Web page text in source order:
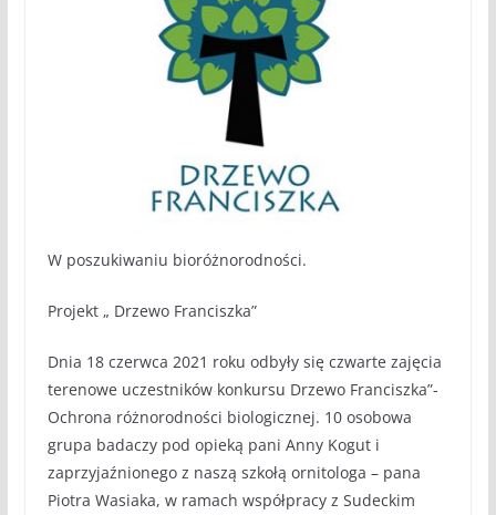
W poszukiwaniu bioróżnorodności.
Projekt „ Drzewo Franciszka”
Dnia 18 czerwca 2021 roku odbyły się czwarte zajęcia
terenowe uczestników konkursu Drzewo Franciszka”-
Ochrona różnorodności biologicznej. 10 osobowa
grupa badaczy pod opieką pani Anny Kogut i
zaprzyjaźnionego z naszą szkołą ornitologa – pana
Piotra Wasiaka, w ramach współpracy z Sudeckim